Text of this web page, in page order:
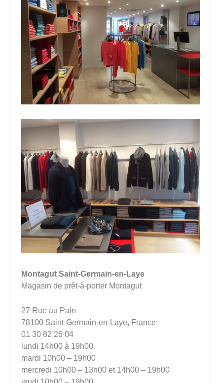
Montagut Saint-Germain-en-Laye
Magasin de prêt-à-porter Montagut
27 Rue au Pain
78100 Saint-Germain-en-Laye, France
01 30 82 26 04
lundi 14h00 à 19h00
mardi 10h00 – 19h00
mercredi 10h00 – 13h00 et 14h00 – 19h00